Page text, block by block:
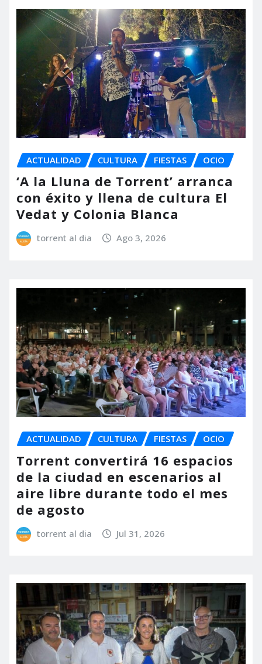
ACTUALIDAD CULTURA FIESTAS OCIO
‘A la Lluna de Torrent’ arranca
con éxito y llena de cultura El
Vedat y Colonia Blanca
torrent al dia Ago 3, 2026
ACTUALIDAD CULTURA FIESTAS OCIO
Torrent convertirá 16 espacios
de la ciudad en escenarios al
aire libre durante todo el mes
de agosto
torrent al dia Jul 31, 2026